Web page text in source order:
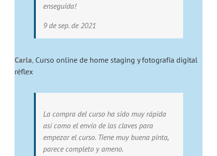
enseguida!
9 de sep. de 2021
Carla, Curso online de home staging y fotografía digital
réflex
La compra del curso ha sido muy rápida
así como el envío de las claves para
empezar el curso. Tiene muy buena pinta,
parece completo y ameno.